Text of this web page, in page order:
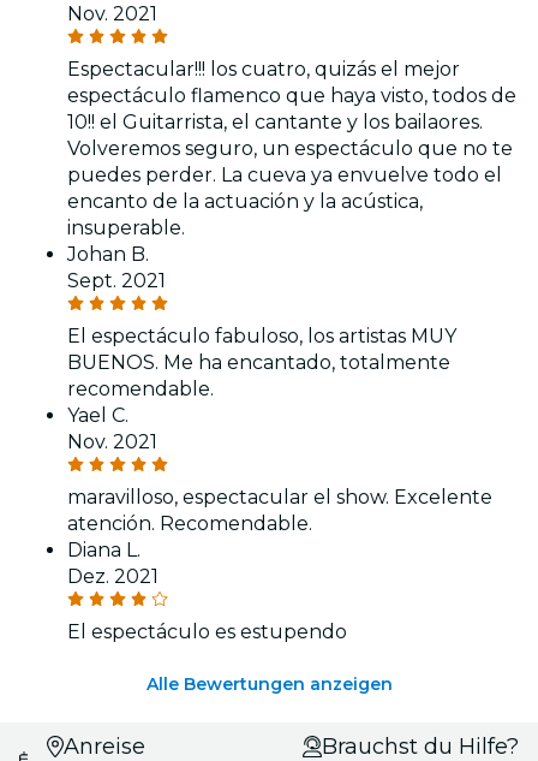
Nov. 2021
Espectacular!!! los cuatro, quizás el mejor
espectáculo flamenco que haya visto, todos de
10!! el Guitarrista, el cantante y los bailaores.
Volveremos seguro, un espectáculo que no te
puedes perder. La cueva ya envuelve todo el
encanto de la actuación y la acústica,
insuperable.
Johan B.
Sept. 2021
El espectáculo fabuloso, los artistas MUY
BUENOS. Me ha encantado, totalmente
recomendable.
Yael C.
Nov. 2021
maravilloso, espectacular el show. Excelente
atención. Recomendable.
Diana L.
Dez. 2021
El espectáculo es estupendo
Alle Bewertungen anzeigen
Datums- und
Anreise Brauchst du Hilfe?